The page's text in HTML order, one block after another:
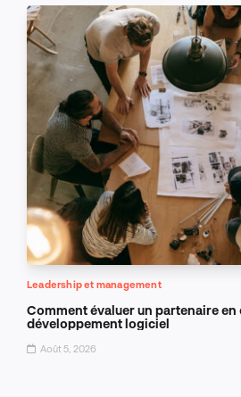
Leadership et management
Comment évaluer un partenaire
développement logiciel
Août 5, 2026